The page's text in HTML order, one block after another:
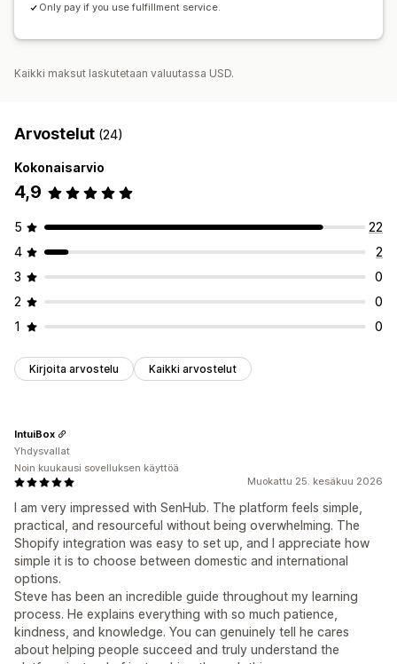
Only pay if you use fulfillment service.
Kaikki maksut laskutetaan valuutassa USD.
Arvostelut (24)
Kokonaisarvio
4,9
5
22
4
2
3
0
2
0
1
0
Kirjoita arvostelu Kaikki arvostelut
Muokattu 25. kesäkuu 2026
I am very impressed with SenHub. The platform feels simple,
practical, and resourceful without being overwhelming. The
Shopify integration was easy to set up, and I appreciate how
simple it is to choose between domestic and international
options.
Steve has been an incredible guide throughout my learning
process. He explains everything with so much patience,
kindness, and knowledge. You can genuinely tell he cares
about helping people succeed and truly understand the
IntuiBox
Yhdysvallat
Noin kuukausi sovelluksen käyttöä